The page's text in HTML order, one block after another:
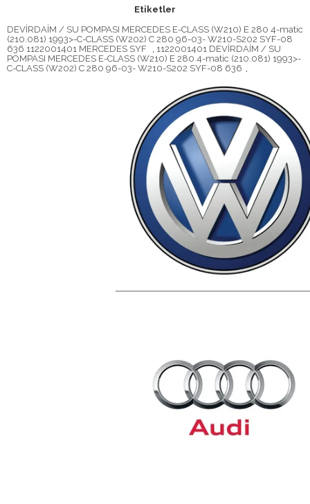
Etiketler
DEVİRDAİM / SU POMPASI MERCEDES E-CLASS (W210) E 280 4-matic
(210.081) 1993>-C-CLASS (W202) C 280 96-03- W210-S202 SYF-08
636 1122001401 MERCEDES SYF
1122001401 DEVİRDAİM / SU
POMPASI MERCEDES E-CLASS (W210) E 280 4-matic (210.081) 1993>-
C-CLASS (W202) C 280 96-03- W210-S202 SYF-08 636